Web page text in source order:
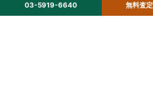
© 2025 StockLab.
03-5919-6640 無料査